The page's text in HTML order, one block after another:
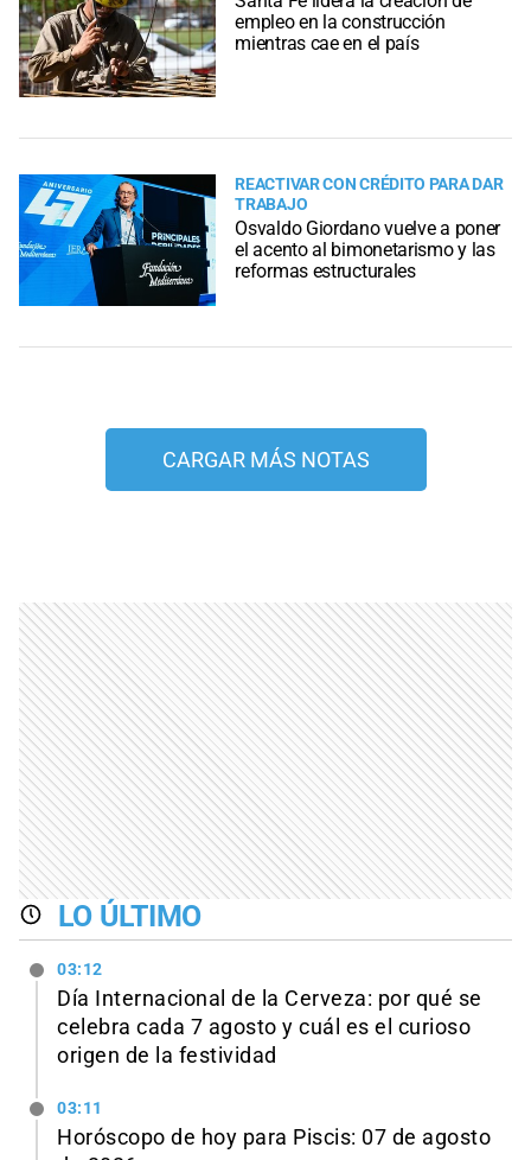
empleo en la construcción
mientras cae en el país
REACTIVAR CON CRÉDITO PARA DAR
TRABAJO
Osvaldo Giordano vuelve a poner
el acento al bimonetarismo y las
reformas estructurales
CARGAR MÁS NOTAS
LO ÚLTIMO
03:12
Día Internacional de la Cerveza: por qué se
celebra cada 7 agosto y cuál es el curioso
origen de la festividad
03:11
Horóscopo de hoy para Piscis: 07 de agosto